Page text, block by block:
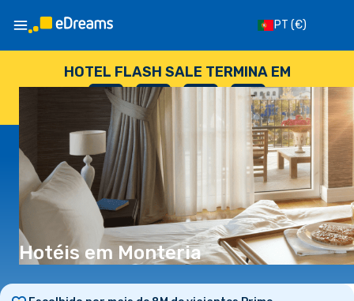
PT (€)
HOTEL FLASH SALE TERMINA EM
--
DIAS
: --
HORAS
: --
SEGUNDOS
Hotéis em Monteria